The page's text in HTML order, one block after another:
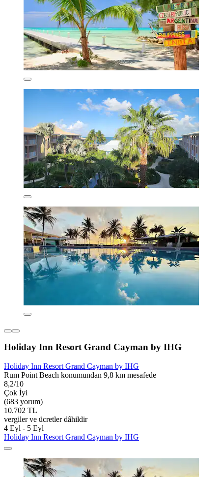
Holiday Inn Resort Grand Cayman by IHG
Holiday Inn Resort Grand Cayman by IHG
Rum Point Beach konumundan 9,8 km mesafede
8,2/10
Çok İyi
(683 yorum)
10.702 TL
vergiler ve ücretler dâhildir
4 Eyl - 5 Eyl
Holiday Inn Resort Grand Cayman by IHG